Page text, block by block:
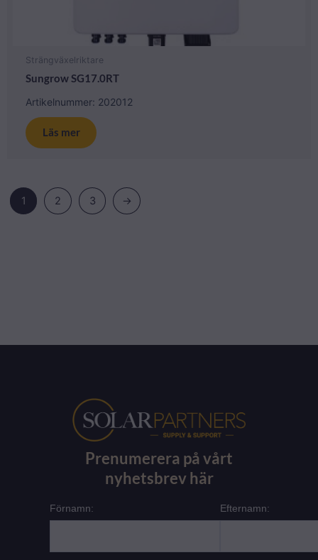
Strängväxelriktare
Sungrow SG17.0RT
Artikelnummer: 202012
Läs mer
1 2 3 →
Prenumerera på vårt
nyhetsbrev här
Förnamn: Efternamn: